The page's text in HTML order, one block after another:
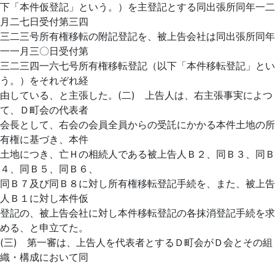
下「本件仮登記」という。）を主登記とする同出張所同年一二
月二七日受付第三四
三二三号所有権移転の附記登記を、被上告会社は同出張所同年
一一月三〇日受付第
三二三四一六七号所有権移転登記（以下「本件移転登記」とい
う。）をそれぞれ経
由している、と主張した。(二) 上告人は、右主張事実によつ
て、Ｄ町会の代表者
会長として、右会の会員全員からの受託にかかる本件土地の所
有権に基づき、本件
土地につき、亡Ｈの相続人である被上告人Ｂ２、同Ｂ３、同Ｂ
４、同Ｂ５、同Ｂ６、
同Ｂ７及び同Ｂ８に対し所有権移転登記手続を、また、被上告
人Ｂ１に対し本件仮
登記の、被上告会社に対し本件移転登記の各抹消登記手続を求
める、と申立てた。
(三) 第一審は、上告人を代表者とするＤ町会がＤ会とその組
織・構成において同